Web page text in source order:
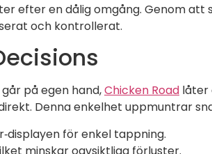
efter en dålig omgång. Genom
och kontrollerat.
på egen hand,Chicken Road låter
Denna enkelhet uppmuntrar
för enkel tappning.
minskar oavsiktliga förluster.